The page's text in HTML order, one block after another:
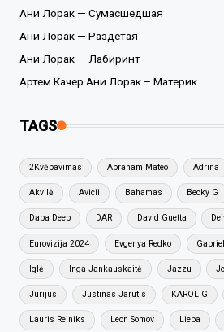
Ани Лорак — Сумасшедшая
Ани Лорак — Раздетая
Ани Лорак — Лабиринт
Артем Качер Ани Лорак – Материк
TAGS
2Kvėpavimas Abraham Mateo Adrina
Akvilė Avicii Bahamas Becky G
Dapa Deep DAR David Guetta
Eurovizija 2024 Evgenya Redko
Iglė Inga Jankauskaitė Jazzu
Jurijus Justinas Jarutis KAROL G
Lauris Reiniks Leon Somov Liepa